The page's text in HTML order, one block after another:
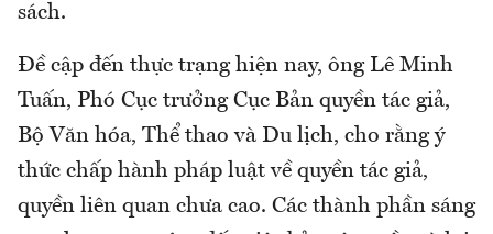
sách.
Đề cập đến thực trạng hiện nay, ông Lê Minh
Tuấn, Phó Cục trưởng Cục Bản quyền tác giả,
Bộ Văn hóa, Thể thao và Du lịch, cho rằng ý
thức chấp hành pháp luật về quyền tác giả,
quyền liên quan chưa cao. Các thành phần sáng